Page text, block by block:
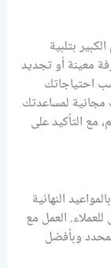
بتلبية
معينة أو تجديد
احتياجاتك
لمساعدتك
مع التأكيد على
النهائية
العمل مع
وبأفضل